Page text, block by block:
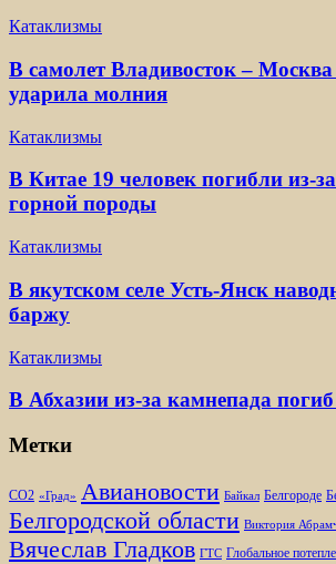
Катаклизмы
В самолет Владивосток – Москва
ударила молния
Катаклизмы
В Китае 19 человек погибли из-
горной породы
Катаклизмы
В якутском селе Усть-Янск
баржу
Катаклизмы
В Абхазии из-за камнепада
Метки
CO2 «Град» Авиановости Байкал Белгороде
Белгородской области Виктория
Вячеслав Гладков ГТС Глобальное